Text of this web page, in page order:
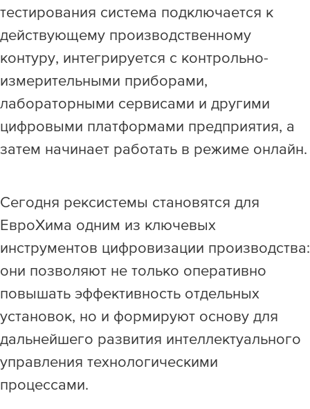
тестирования система подключается к
действующему производственному
контуру, интегрируется с контрольно-
измерительными приборами,
лабораторными сервисами и другими
цифровыми платформами предприятия, а
затем начинает работать в режиме онлайн.
Сегодня рексистемы становятся для
ЕвроХима одним из ключевых
инструментов цифровизации производства:
они позволяют не только оперативно
повышать эффективность отдельных
установок, но и формируют основу для
дальнейшего развития интеллектуального
управления технологическими
процессами.